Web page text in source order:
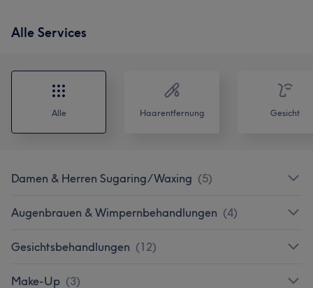
Alle Services
Alle Haarentfernung Gesicht
Damen & Herren Sugaring/Waxing (5)
Augenbrauen & Wimpernbehandlungen (4)
Gesichtsbehandlungen (12)
Make-Up (3)